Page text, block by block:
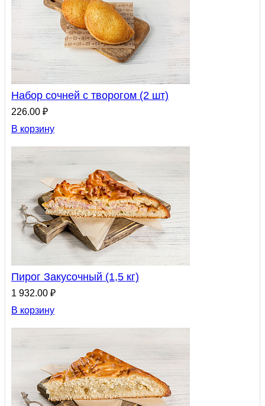
Набор сочней с творогом (2 шт)
226.00 ₽
В корзину
Пирог Закусочный (1,5 кг)
1 932.00 ₽
В корзину